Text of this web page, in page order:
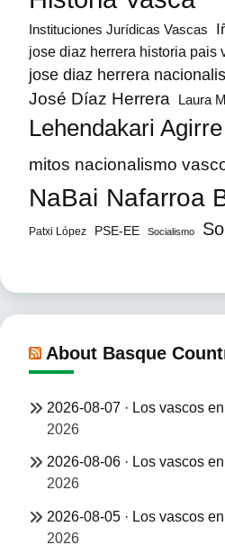
Instituciones Jurídicas Vascas
jose diaz herrera historia pais
jose diaz herrera
José Díaz Herrera Laura
Lehendakari Agirre
mitos nacionalismo
NaBai Nafarroa
Patxi López PSE-EE Socialismo
About Basque
2026-08-07 · Los vascos
2026
2026-08-06 · Los vascos
2026
2026-08-05 · Los vascos
2026